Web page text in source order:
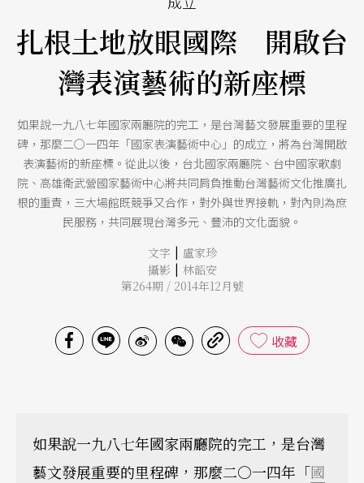
扎根土地放眼國際 開啟台
灣表演藝術的新座標
如果說一九八七年國家兩廳院的完工，是台灣藝文發展重要的里程
碑，那麼二○一四年「國家表演藝術中心」的成立，將為台灣開啟
表演藝術的新座標。從此以後，台北國家兩廳院、台中國家歌劇
院、高雄衛武營國家藝術中心將共同肩負推動台灣藝術文化推廣扎
根的重責，三大場館既競爭又合作，對外與世界接軌，對內則為庶
民服務，共同展現台灣多元、豐沛的文化面貌。
文字 | 盧家珍
攝影 | 林韶安
第264期 / 2014年12月號
收藏
如果說一九八七年國家兩廳院的完工，是台灣
藝文發展重要的里程碑，那麼二○一四年「國